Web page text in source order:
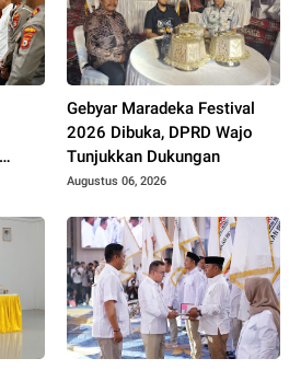
Gebyar Maradeka Festival
2026 Dibuka, DPRD Wajo
Tunjukkan Dukungan
Augustus 06, 2026